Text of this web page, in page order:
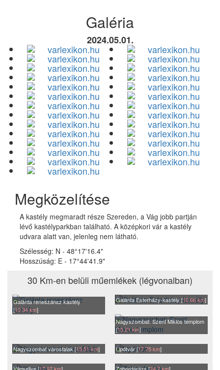
Galéria
2024.05.01.
Megközelítése
A kastély megmaradt része Szereden, a Vág jobb partján
lévő kastélyparkban található. A középkori vár a kastély
udvara alatt van, jelenleg nem látható.
Szélesség: N - 48°17'16.4"
Hosszúság: E - 17°44'41.9"
30 Km-en belüli műemlékek (légvonalban)
Galánta reneszánsz kastély
[10.34 km]
Galánta Esterházy-kastély [10.66 km]
Nagyszombat: Szent Miklós templom
[15.21 km]
Nagyszombat városfalak [15.51 km] Lipótvár [17.75 km]